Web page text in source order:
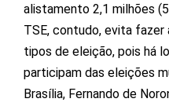
alistamento 2,1 milhões
TSE, contudo, evita
tipos de eleição, pois há
participam das eleições
Brasília, Fernando de